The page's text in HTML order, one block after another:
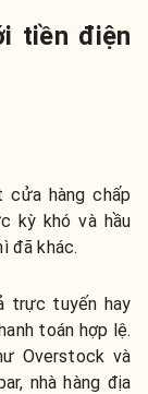
tiền điện
hàng chấp
kỳ khó và hầu
đã khác.
trực tuyến hay
toán hợp lệ.
Overstock và
nhà hàng địa